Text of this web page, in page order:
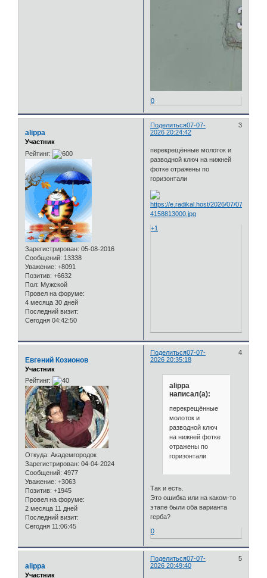
0
Поделиться 3
07-07-
2026 20:24:42
alippa
Участник
Рейтинг:
Зарегистрирован: 05-08-2016
Сообщений: 13338
Уважение: +8091
Позитив: +6632
Пол: Мужской
Провел на форуме:
4 месяца 30 дней
Последний визит:
Сегодня 04:42:50
перекрещённые молоток и
разводной ключ на нижней
фотке отражены по
горизонтали
+1
Поделиться 4
07-07-
2026 20:35:18
Евгений Козионов
Участник
Рейтинг:
Откуда: Академгородок
Зарегистрирован: 04-04-2024
Сообщений: 4977
Уважение: +3063
Позитив: +1945
Провел на форуме:
2 месяца 11 дней
Последний визит:
Сегодня 11:06:45
alippa
написал(а):
перекрещённые
молоток и
разводной ключ
на нижней фотке
отражены по
горизонтали
Так и есть.
Это ошибка или на каком-то
этапе были оба варианта
герба?
0
Поделиться 5
07-07-
2026 20:49:40
alippa
Участник